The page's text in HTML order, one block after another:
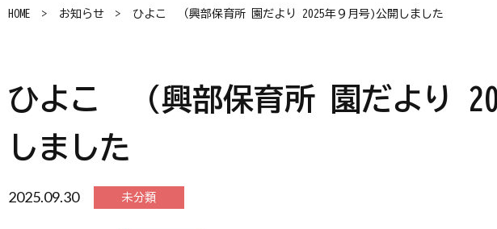
HOME お知らせ ひよこ （興部保育所 園だより 2025年９月号)公開しました
ひよこ （興部保育所 園だより
しました
2025.09.30 未分類